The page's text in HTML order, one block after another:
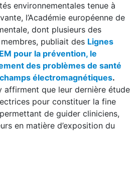
environnementales tenue à
l’Académie européenne de
dont plusieurs des
publiait des Lignes
pour la prévention, le
des problèmes de santé
électromagnétiques.
affirment que leur dernière étude
pour constituer la fine
de guider cliniciens,
en matière d’exposition du